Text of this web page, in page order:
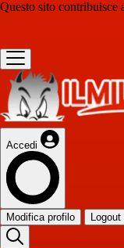
Questo sito contribuisce
Accedi
Modifica profilo Logout